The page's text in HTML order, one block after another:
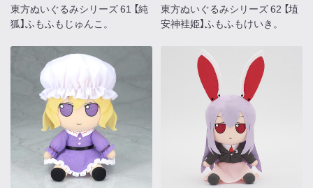
東方ぬいぐるみシリーズ 61 【純
狐】ふもふもじゅんこ。
東方ぬいぐるみシリーズ 62 【埴
安神袿姫】ふもふもけいき。